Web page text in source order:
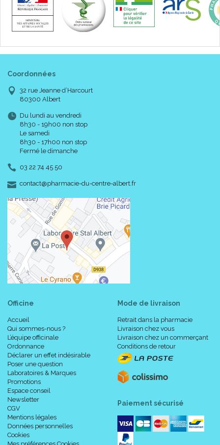
Coordonnées
32 rue Jeanne d’Harcourt
80300 Albert
Du lundi au vendredi
8h30 - 19h00 non stop
Le samedi
8h30 - 17h00 non stop
Fermé le dimanche
03 22 74 45 50
contact-
@-
pharmacie-du-centre-albert.fr
Officine
Accueil
Qui sommes-nous ?
L’équipe officinale
Ordonnance
Déclarer un effet indésirable
Poser une question
Laboratoires & Marques
Promotions
Espace conseil
Newsletter
CGV
Mentions légales
Données personnelles
Cookies
Mode de livraison
Retrait dans la pharmacie
Livraison chez vous
Livraison chez un commerçant
Conditions de retour
Paiement sécurisé